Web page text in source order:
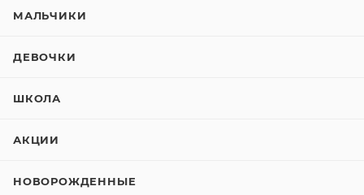
МАЛЬЧИКИ
ДЕВОЧКИ
ШКОЛА
АКЦИИ
НОВОРОЖДЕННЫЕ